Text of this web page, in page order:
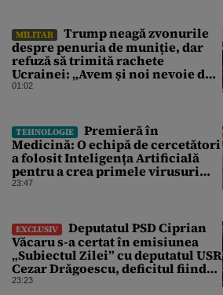
MILITAR
Trump neagă zvonurile
despre penuria de muniție, dar
refuză să trimită rachete
Ucrainei: „Avem și noi nevoie de
rachete”
01:02
TEHNOLOGIE
Premieră în
Medicină: O echipă de cercetători
a folosit Inteligența Artificială
pentru a crea primele virusuri
sintetice la tratarea de E.coli
23:47
EXCLUSIV
Deputatul PSD Ciprian
Văcaru s-a certat în emisiunea
„Subiectul Zilei” cu deputatul USR
Cezar Drăgoescu, deficitul fiind
motivul scandalului
23:23